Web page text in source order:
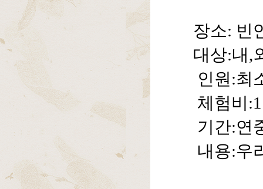
장소: 빈연
대상:내,외
인원:최소
체험비:1
기간:연
내용:우리